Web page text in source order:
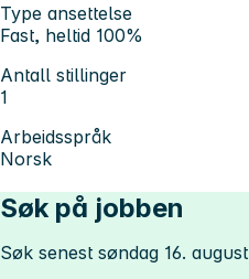
Type ansettelse
Fast, heltid 100%
Antall stillinger
1
Arbeidsspråk
Norsk
Søk på jobben
Søk senest søndag 16. august